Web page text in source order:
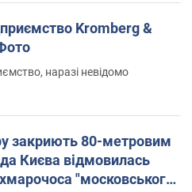
Kromberg &
наразі невідомо
закриють 80-метровим
Києва відмовилась
"московського